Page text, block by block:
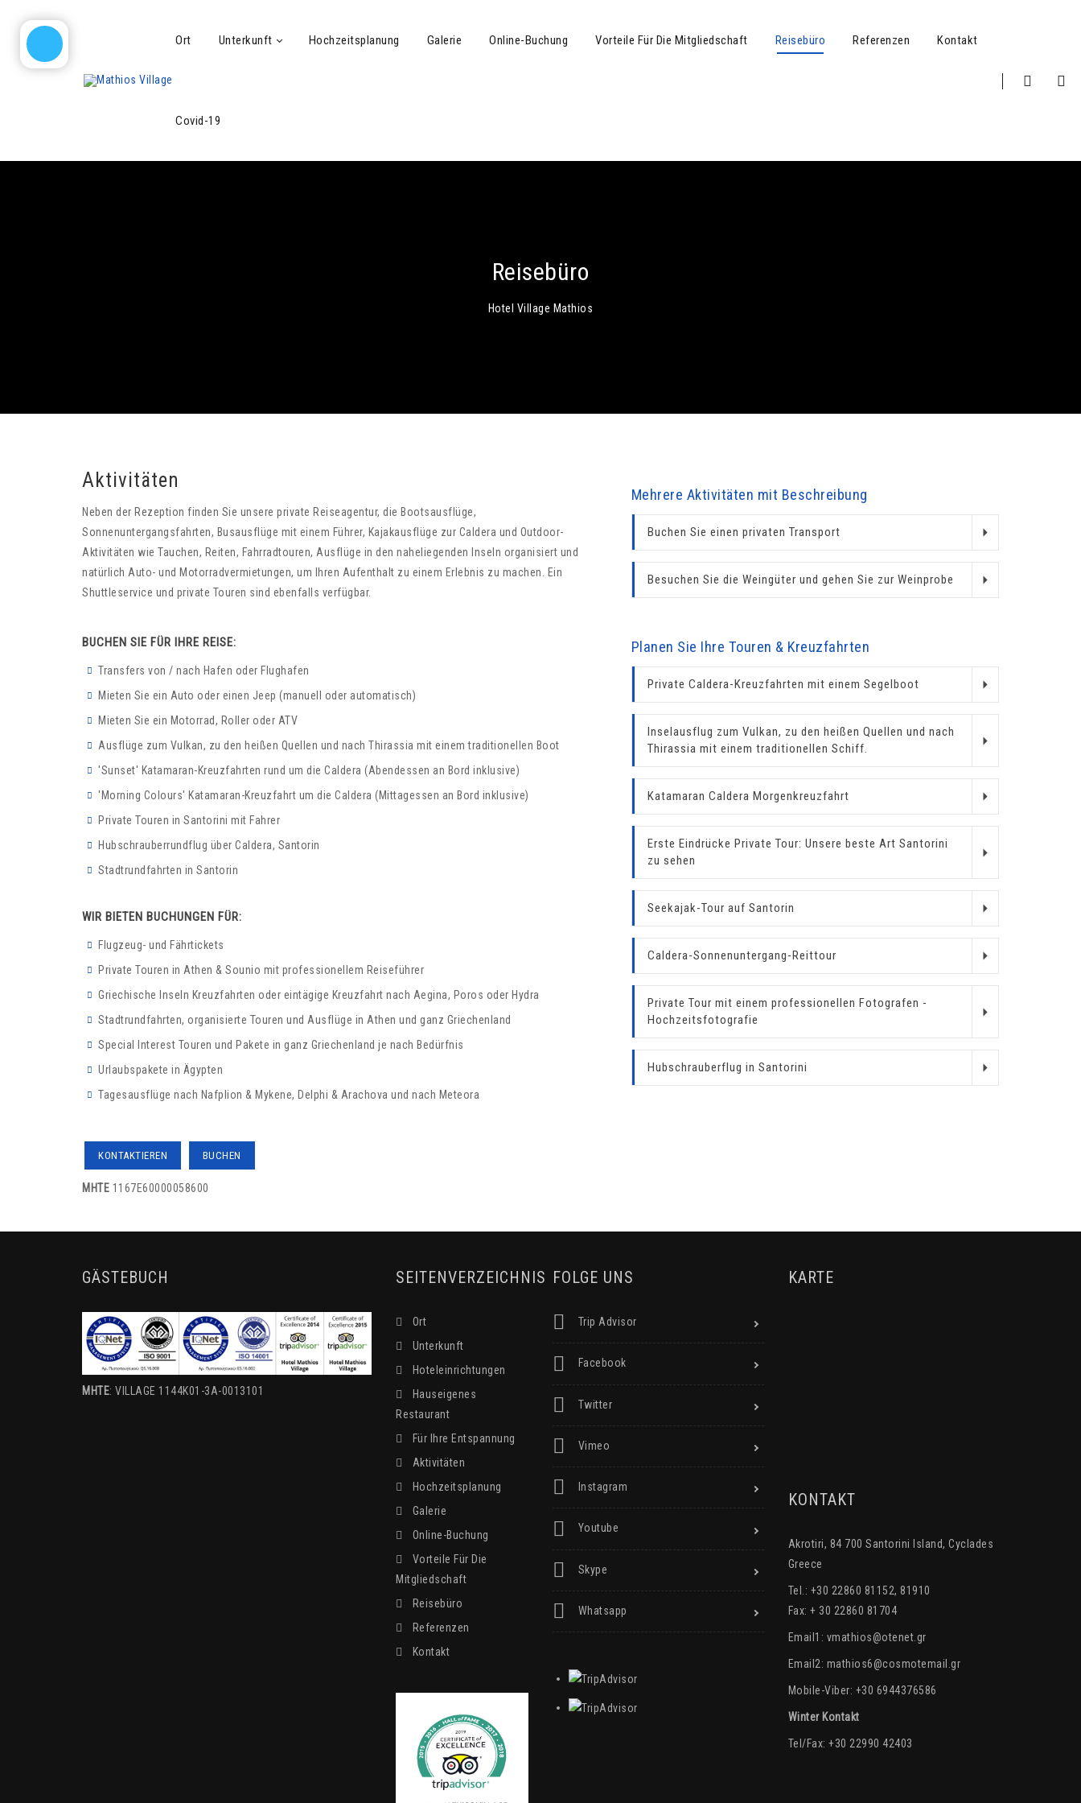
Ort Unterkunft Hochzeitsplanung Galerie Online-Buchung Vorteile Für Die Mitgliedschaft Reisebüro Referenzen Kontakt
Covid-19
Reisebüro
Hotel Village Mathios
Aktivitäten
Neben der Rezeption finden Sie unsere private Reiseagentur, die Bootsausflüge,
Sonnenuntergangsfahrten, Busausflüge mit einem Führer, Kajakausflüge zur Caldera und Outdoor-
Aktivitäten wie Tauchen, Reiten, Fahrradtouren, Ausflüge in den naheliegenden Inseln organisiert und
natürlich Auto- und Motorradvermietungen, um Ihren Aufenthalt zu einem Erlebnis zu machen. Ein
Shuttleservice und private Touren sind ebenfalls verfügbar.
BUCHEN SIE FÜR IHRE REISE:
Transfers von / nach Hafen oder Flughafen
Mieten Sie ein Auto oder einen Jeep (manuell oder automatisch)
Mieten Sie ein Motorrad, Roller oder ATV
Ausflüge zum Vulkan, zu den heißen Quellen und nach Thirassia mit einem traditionellen Boot
'Sunset' Katamaran-Kreuzfahrten rund um die Caldera (Abendessen an Bord inklusive)
'Morning Colours' Katamaran-Kreuzfahrt um die Caldera (Mittagessen an Bord inklusive)
Private Touren in Santorini mit Fahrer
Hubschrauberrundflug über Caldera, Santorin
Stadtrundfahrten in Santorin
WIR BIETEN BUCHUNGEN FÜR:
Flugzeug- und Fährtickets
Private Touren in Athen & Sounio mit professionellem Reiseführer
Griechische Inseln Kreuzfahrten oder eintägige Kreuzfahrt nach Aegina, Poros oder Hydra
Stadtrundfahrten, organisierte Touren und Ausflüge in Athen und ganz Griechenland
Special Interest Touren und Pakete in ganz Griechenland je nach Bedürfnis
Urlaubspakete in Ägypten
Tagesausflüge nach Nafplion & Mykene, Delphi & Arachova und nach Meteora
KONTAKTIEREN BUCHEN
MHTE 1167E60000058600
Mehrere Aktivitäten mit Beschreibung
Buchen Sie einen privaten Transport
Besuchen Sie die Weingüter und gehen Sie zur Weinprobe
Planen Sie Ihre Touren & Kreuzfahrten
Private Caldera-Kreuzfahrten mit einem Segelboot
Inselausflug zum Vulkan, zu den heißen Quellen und nach
Thirassia mit einem traditionellen Schiff.
Katamaran Caldera Morgenkreuzfahrt
Erste Eindrücke Private Tour: Unsere beste Art Santorini
zu sehen
Seekajak-Tour auf Santorin
Caldera-Sonnenuntergang-Reittour
Private Tour mit einem professionellen Fotografen -
Hochzeitsfotografie
Hubschrauberflug in Santorini
GÄSTEBUCH
MHTE: VILLAGE 1144K01-3A-0013101
SEITENVERZEICHNIS
Ort
Unterkunft
Hoteleinrichtungen
Hauseigenes
Restaurant
Für Ihre Entspannung
Aktivitäten
Hochzeitsplanung
Galerie
Online-Buchung
Vorteile Für Die
Mitgliedschaft
Reisebüro
Referenzen
Kontakt
FOLGE UNS
Trip Advisor
Facebook
Twitter
Vimeo
Instagram
Youtube
Skype
Whatsapp
KARTE
KONTAKT
Akrotiri, 84 700 Santorini Island, Cyclades
Greece
Tel.: +30 22860 81152, 81910
Fax: + 30 22860 81704
Email1: vmathios@otenet.gr
Email2: mathios6@cosmotemail.gr
Mobile-Viber: +30 6944376586
Winter Kontakt
Tel/Fax: +30 22990 42403